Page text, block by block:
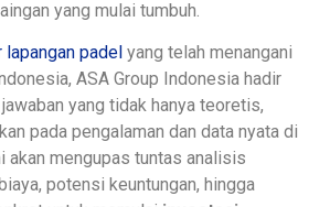
yang mulai tumbuh.
lapangan padel yang telah menangani
ASA Group Indonesia hadir
yang tidak hanya teoretis,
pada pengalaman dan data nyata di
akan mengupas tuntas analisis
potensi keuntungan, hingga